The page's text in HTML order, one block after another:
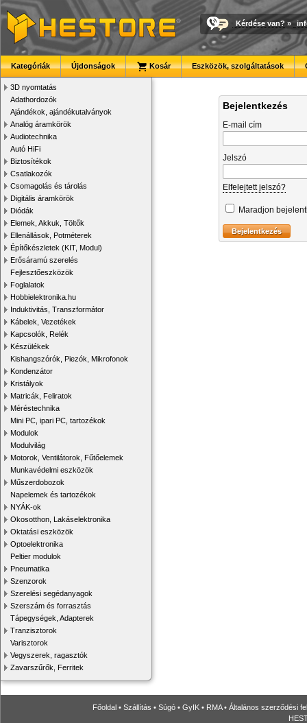
Kérdése van? »
Kategóriák Újdonságok Kosár Eszközök, szolgáltatások
3D nyomtatás
Adathordozók
Ajándékok, ajándékutalványok
Analóg áramkörök
Audiotechnika
Autó HiFi
Biztosítékok
Csatlakozók
Csomagolás és tárolás
Digitális áramkörök
Diódák
Elemek, Akkuk, Töltők
Ellenállások, Potméterek
Építőkészletek (KIT, Modul)
Erősáramú szerelés
Fejlesztőeszközök
Foglalatok
Hobbielektronika.hu
Induktivitás, Transzformátor
Kábelek, Vezetékek
Kapcsolók, Relék
Készülékek
Kishangszórók, Piezók, Mikrofonok
Kondenzátor
Kristályok
Matricák, Feliratok
Méréstechnika
Mini PC, ipari PC, tartozékok
Modulok
Modulvilág
Motorok, Ventilátorok, Fűtőelemek
Munkavédelmi eszközök
Műszerdobozok
Napelemek és tartozékok
NYÁK-ok
Okosotthon, Lakáselektronika
Oktatási eszközök
Optoelektronika
Peltier modulok
Pneumatika
Szenzorok
Szerelési segédanyagok
Szerszám és forrasztás
Tápegységek, Adapterek
Tranzisztorok
Varisztorok
Vegyszerek, ragasztók
Zavarszűrők, Ferritek
Bejelentkezés
E-mail cím
Jelszó
Elfelejtett jelszó?
Maradjon
Főoldal • Szállítás • Súgó • GyIK • RMA• Általános szerződési